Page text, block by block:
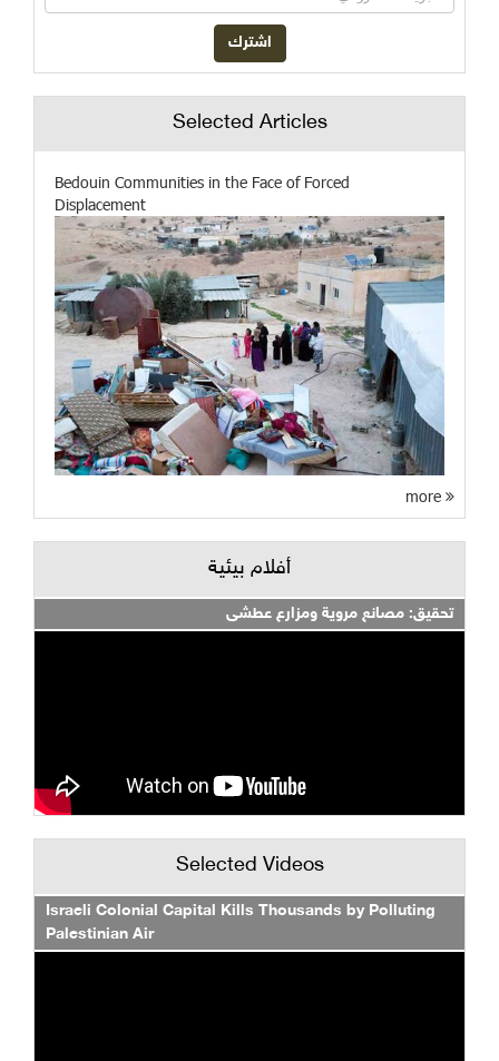
Selected Articles
Bedouin Communities in the Face of Forced
Displacement
أفلام بيئية
تحقيق: مصانع مروية ومزارع عطشى
Selected Videos
Israeli Colonial Capital Kills Thousands by Polluting
Palestinian Air